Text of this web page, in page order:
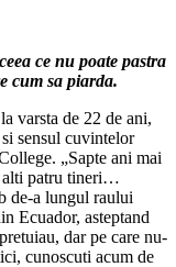
ce nu poate pastra
cum sa piarda.
varsta de 22 de ani,
sensul cuvintelor
„Sapte ani mai
alti patru tineri…
de-a lungul raului
Ecuador, asteptand
dar pe care nu-
cunoscuti acum de